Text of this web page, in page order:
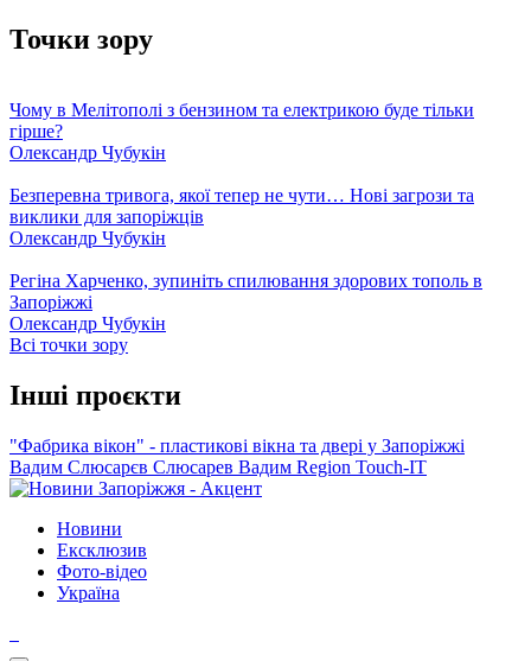
Точки зору
Чому в Мелітополі з бензином та електрикою буде тільки
гірше?
Олександр Чубукін
Безперевна тривога, якої тепер не чути… Нові загрози та
виклики для запоріжців
Олександр Чубукін
Регіна Харченко, зупиніть спилювання здорових тополь в
Запоріжжі
Олександр Чубукін
Всі точки зору
Інші проєкти
"Фабрика вікон" - пластикові вікна та двері у Запоріжжі
Вадим Слюсарєв Слюсарев Вадим Region Touch-IT
Новини
Ексклюзив
Фото-відео
Україна